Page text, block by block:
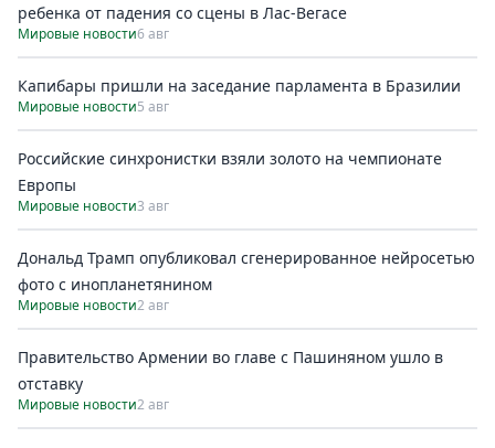
ребенка от падения со сцены в Лас-Вегасе
Мировые новости6 авг
Капибары пришли на заседание парламента в Бразилии
Мировые новости5 авг
Российские синхронистки взяли золото на чемпионате
Европы
Мировые новости3 авг
Дональд Трамп опубликовал сгенерированное нейросетью
фото с инопланетянином
Мировые новости2 авг
Правительство Армении во главе с Пашиняном ушло в
отставку
Мировые новости2 авг